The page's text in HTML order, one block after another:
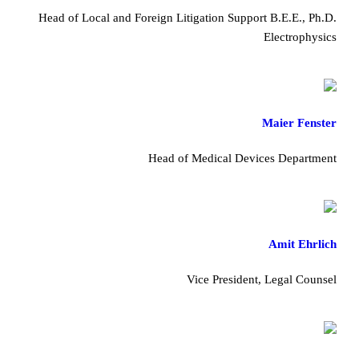
Head of Local and Foreign Litigation Support B.E.E., Ph.D.
Electrophysics
Maier Fenster
Head of Medical Devices Department
Amit Ehrlich
Vice President, Legal Counsel